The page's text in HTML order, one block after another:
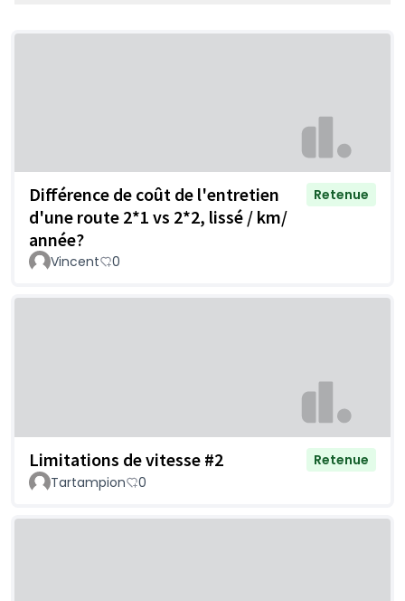
Différence de coût de l'entretien
d'une route 2*1 vs 2*2, lissé / km/
année?
Retenue
Vincent 0
Limitations de vitesse #2
Retenue
Tartampion
0